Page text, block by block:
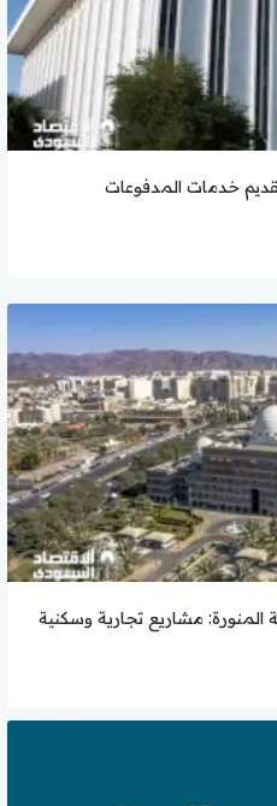
خدمات المدفوعات
المنورة: مشاريع تجارية وسكنية